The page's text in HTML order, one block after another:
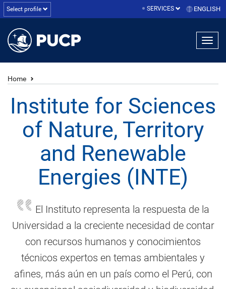
Select profile SERVICES ENGLISH
Home
Institute for Sciences
of Nature, Territory
and Renewable
Energies (INTE)
El Instituto representa la respuesta de la
Universidad a la creciente necesidad de contar
con recursos humanos y conocimientos
técnicos expertos en temas ambientales y
afines, más aún en un país como el Perú, con